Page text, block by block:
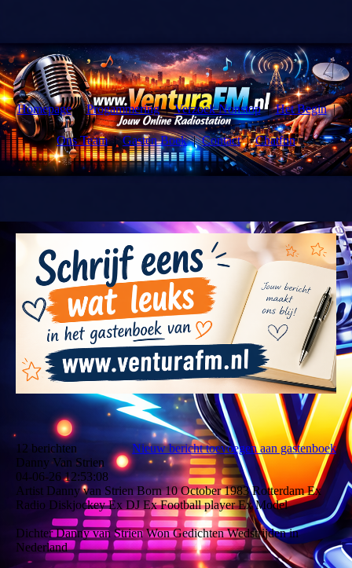
Homepage Progammering Verzoek Nonstop Het Begin
Ons Team Gasten Boek Contact Chatfun
12 berichten
Nieuw bericht toevoegen aan gastenboek
Danny Van Strien
04-06-26 12:53:08
Artist Danny van Strien Born 10 October 1983 Rotterdam Ex
Radio Diskjockey Ex DJ Ex Football player Ex Model
Dichter Danny van Strien Won Gedichten Wedstrijden in
Nederland